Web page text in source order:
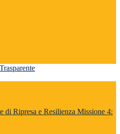
di Ripresa e Resilienza Missione 4: